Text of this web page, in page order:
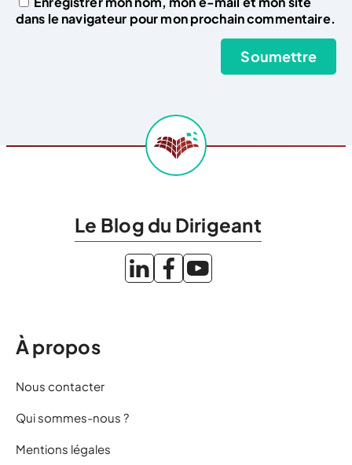
dans le navigateur pour mon prochain commentaire.
Le Blog du Dirigeant
À propos
Nous contacter
Qui sommes-nous ?
Mentions légales